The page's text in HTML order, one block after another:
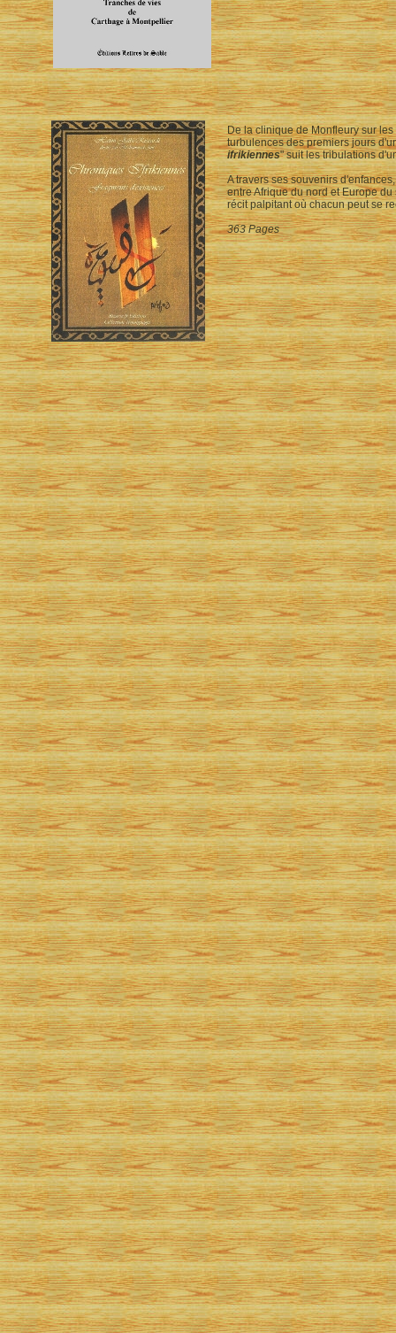
De la clinique de Monfleury sur
turbulences des premiers jours
ifrikiennes" suit les tribulations
A travers ses souvenirs
entre Afrique du nord et Europe
récit palpitant où chacun peut se
363 Pages